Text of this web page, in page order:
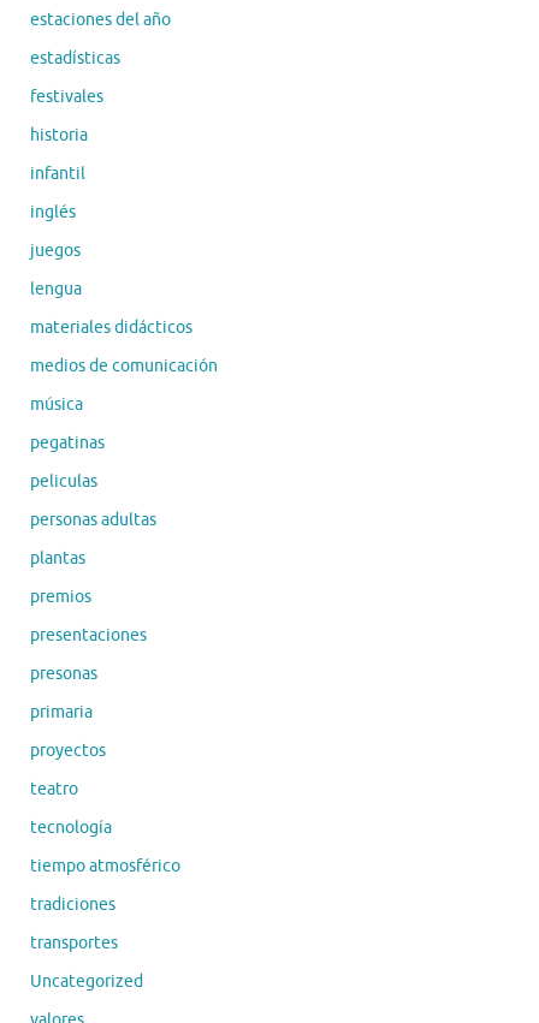
estaciones del año
estadísticas
festivales
historia
infantil
inglés
juegos
lengua
materiales didácticos
medios de comunicación
música
pegatinas
peliculas
personas adultas
plantas
premios
presentaciones
presonas
primaria
proyectos
teatro
tecnología
tiempo atmosférico
tradiciones
transportes
Uncategorized